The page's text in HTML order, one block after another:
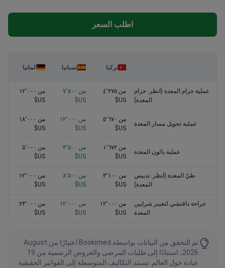
اطلب السعر
تركيا إسبانيا ألمانيا
عملية حزام المعدة (انظر. حزام
المعدة)
من ٤٬٢٧٥
US$
من ٧٬٥٠٠
US$
من ١٢٬٠٠٠
US$
عملية تحويل مسار المعدة
من ٥٬٦٧٠
US$
من ١٢٬٠٠٠
US$
من ١٨٬٠٠٠
US$
عملية بالون المعدة
من ١٬٦٧٢
US$
من ٣٬٥٠٠
US$
من ٥٬٠٠٠
US$
طيّ المعدة (انظر. تدبيس
المعدة)
من ٣٬١٠٠
US$
من ٨٬٥٠٠
US$
من ١٢٬٠٠٠
US$
جراحة دافنشي لتغيير شرايين
المعدة
من ١٢٬٠٠٠
US$
من ١٢٬٠٠٠
US$
من ٢٣٬٠٠٠
US$
تم التحقق من البيانات بواسطة Bookimed اعتبارًا من August
2026، استنادًا إلى طلبات المرضى والعروض الرسمية من 19
عيادة حول العالم. تستند التكاليف المتوسطة إلى الفواتير الحقيقية